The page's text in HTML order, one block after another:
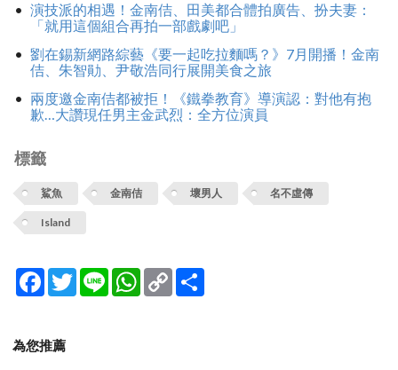
演技派的相遇！金南佶、田美都合體拍廣告、扮夫妻：
「就用這個組合再拍一部戲劇吧」
劉在錫新網路綜藝《要一起吃拉麵嗎？》7月開播！金南
佶、朱智勛、尹敬浩同行展開美食之旅
兩度邀金南佶都被拒！《鐵拳教育》導演認：對他有抱
歉…大讚現任男主金武烈：全方位演員
標籤
鯊魚 金南佶 壞男人 名不虛傳
Island
Facebook
TwitterLine WhatsApp
Copy
Link
為您推薦